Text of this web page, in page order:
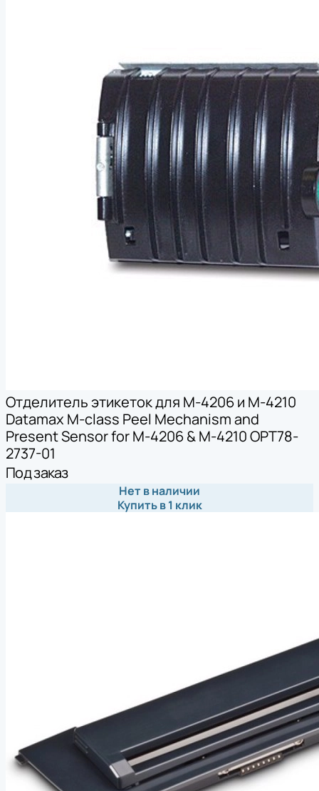
Отделитель этикеток для M-4206 и M-4210
Datamax M-class Peel Mechanism and
Present Sensor for M-4206 & M-4210 OPT78-
2737-01
Под заказ
Нет в наличии
Купить в 1 клик